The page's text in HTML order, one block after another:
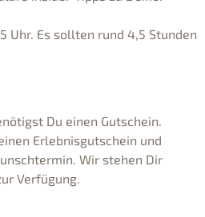
Uhr. Es sollten rund 4,5 Stunden
Du einen Gutschein.
Erlebnisgutschein und
Wir stehen Dir
Verfügung.